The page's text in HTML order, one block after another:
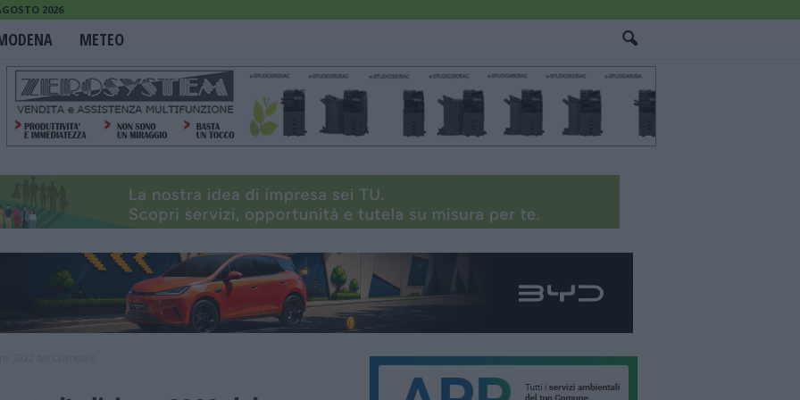
2026
METEO